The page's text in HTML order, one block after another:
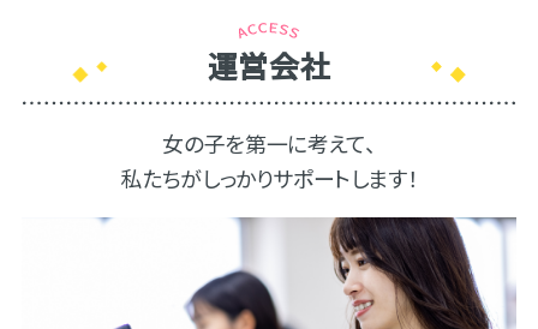
運営会社
女の子を第一に考えて、
私たちがしっかりサポートします！